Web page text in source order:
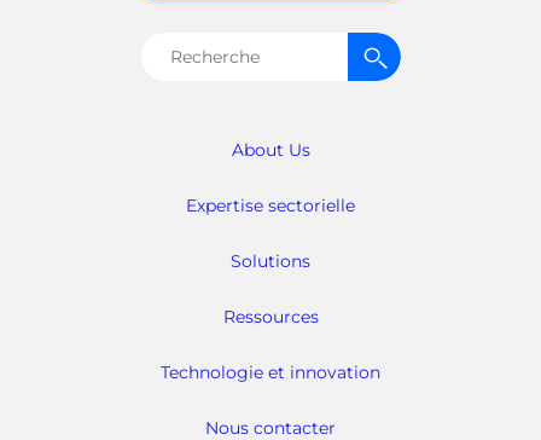
About Us
Expertise sectorielle
Solutions
Ressources
Technologie et innovation
Nous contacter
Rechercher :